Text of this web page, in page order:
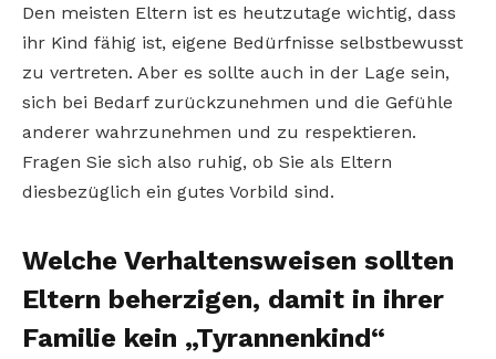
Den meisten Eltern ist es heutzutage wichtig, dass
ihr Kind fähig ist, eigene Bedürfnisse selbstbewusst
zu vertreten. Aber es sollte auch in der Lage sein,
sich bei Bedarf zurückzunehmen und die Gefühle
anderer wahrzunehmen und zu respektieren.
Fragen Sie sich also ruhig, ob Sie als Eltern
diesbezüglich ein gutes Vorbild sind.
Welche Verhaltensweisen sollten
Eltern beherzigen, damit in ihrer
Familie kein „Tyrannenkind“